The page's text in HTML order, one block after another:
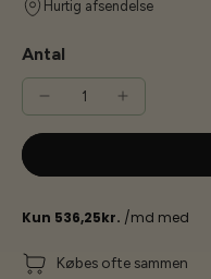
Hurtig afsendelse
Antal
Købes ofte sammen